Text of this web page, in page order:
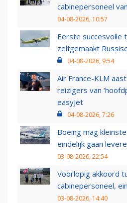
cabinepersoneel
04-08-2026, 10:57
Eerste succesvolle
zelfgemaakt
04-08-2026, 9:54
Air France-KLM
reizigers van
easyJet
04-08-2026, 7:26
Boeing mag
eindelijk gaan
03-08-2026, 22:54
Voorlopig akkoord
cabinepersoneel,
03-08-2026, 14:40